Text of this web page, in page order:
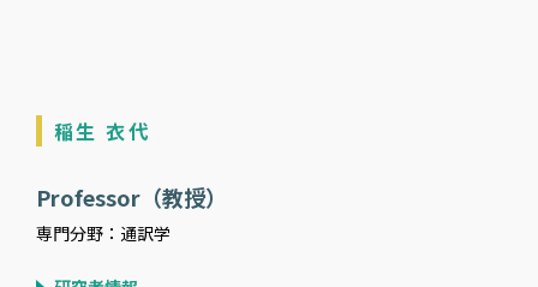
稲生 衣代
Professor（教授）
専門分野：通訳学